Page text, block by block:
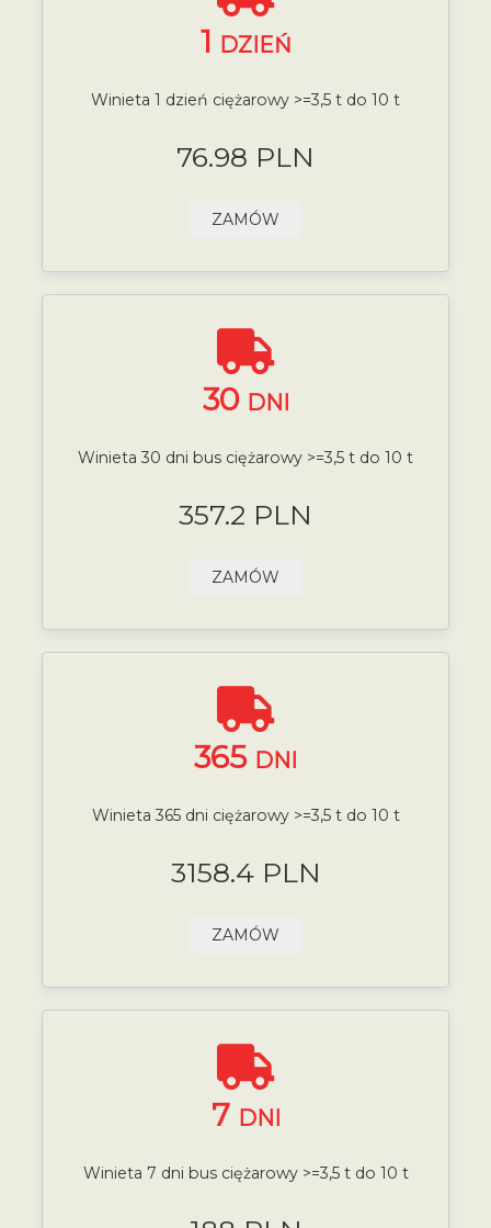
1 DZIEŃ
Winieta 1 dzień ciężarowy >=3,5 t do 10 t
76.98 PLN
ZAMÓW
30 DNI
Winieta 30 dni bus ciężarowy >=3,5 t do 10 t
357.2 PLN
ZAMÓW
365 DNI
Winieta 365 dni ciężarowy >=3,5 t do 10 t
3158.4 PLN
ZAMÓW
7 DNI
Winieta 7 dni bus ciężarowy >=3,5 t do 10 t